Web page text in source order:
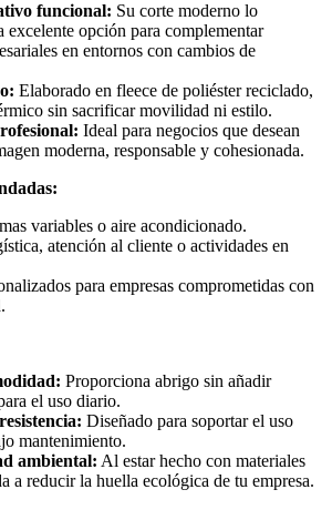
funcional: Su corte moderno lo
excelente opción para complementar
en entornos con cambios de
Elaborado en fleece de poliéster reciclado,
sin sacrificar movilidad ni estilo.
Ideal para negocios que desean
moderna, responsable y cohesionada.
variables o aire acondicionado.
atención al cliente o actividades en
para empresas comprometidas con
Proporciona abrigo sin añadir
el uso diario.
Diseñado para soportar el uso
mantenimiento.
ambiental: Al estar hecho con materiales
a reducir la huella ecológica de tu empresa.